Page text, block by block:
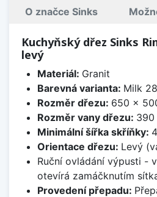
O značce Sinks
Kuchyňský dřez Sinks
levý
Materiál: Granit
Barevná varianta: Milk 28
Rozměr dřezu: 650 x
Rozměr vany dřezu:
Minimální šířka skříňky:
Orientace dřezu: Levý
Ruční ovládání výpusti -
otevírá zamáčknutím
Provedení přepadu: